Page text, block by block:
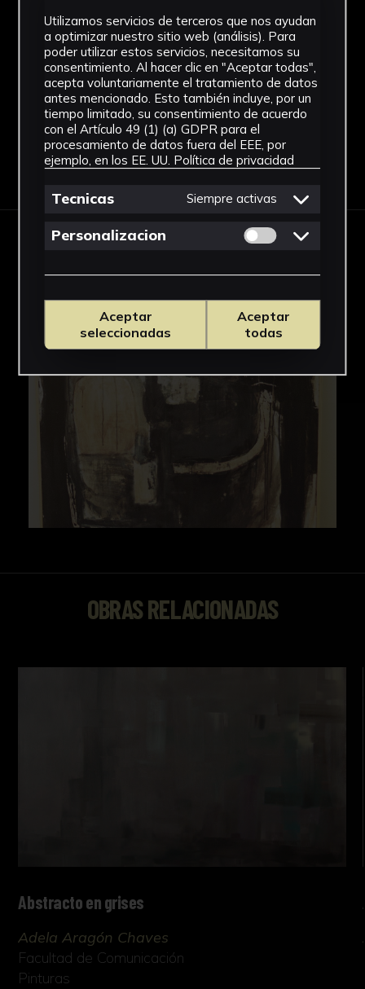
Técnica
Técnica mixta
Ver más
Descargar Ficha
OBRAS RELACIONADAS
Abstracto en grises
Adela Aragón Chaves
Facultad de Comunicación
Pinturas
Utilizamos servicios de terceros que nos ayudan
a optimizar nuestro sitio web (análisis). Para
poder utilizar estos servicios, necesitamos su
consentimiento. Al hacer clic en "Aceptar todas",
acepta voluntariamente el tratamiento de datos
antes mencionado. Esto también incluye, por un
tiempo limitado, su consentimiento de acuerdo
con el Artículo 49 (1) (a) GDPR para el
procesamiento de datos fuera del EEE, por
ejemplo, en los EE. UU. Política de privacidad
Tecnicas Siempre activas
Personalizacion Permitir cookies
Aceptar
seleccionadas
Aceptar
todas